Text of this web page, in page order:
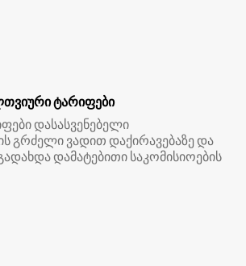
ტარიფები
დასასვენებელი
გრძელი ვადით დაქირავებაზე და
დამატებითი საკომისიოების